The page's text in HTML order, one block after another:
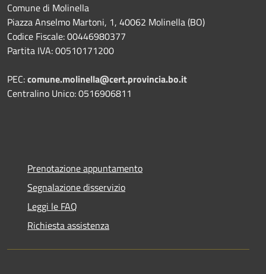
Comune di Molinella
Piazza Anselmo Martoni, 1, 40062 Molinella (BO)
Codice Fiscale: 00446980377
Partita IVA: 00510171200
PEC:comune.molinella@cert.provincia.bo.it
Centralino Unico: 0516906811
Prenotazione appuntamento
Segnalazione disservizio
Leggi le FAQ
Richiesta assistenza